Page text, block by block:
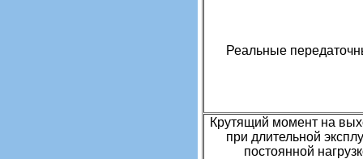
Реальные
Крутящий момент на
при длительной
постоянной